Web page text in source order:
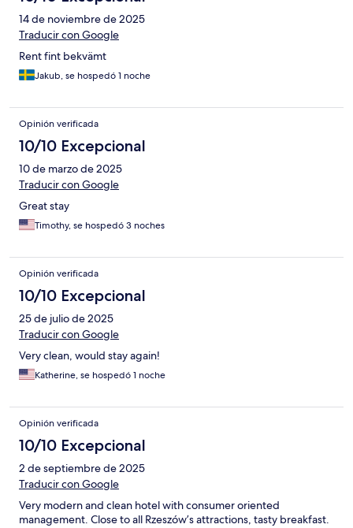
14 de noviembre de 2025
Traducir con Google
Rent fint bekvämt
Jakub, se hospedó 1 noche
Opinión verificada
10/10 Excepcional
10 de marzo de 2025
Traducir con Google
Great stay
Timothy, se hospedó 3 noches
Opinión verificada
10/10 Excepcional
25 de julio de 2025
Traducir con Google
Very clean, would stay again!
Katherine, se hospedó 1 noche
Opinión verificada
10/10 Excepcional
2 de septiembre de 2025
Traducir con Google
Very modern and clean hotel with consumer oriented
management. Close to all Rzeszów’s attractions, tasty breakfast.